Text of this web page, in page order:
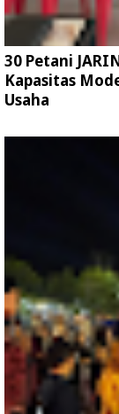
30 Petani
Kapasitas
Usaha